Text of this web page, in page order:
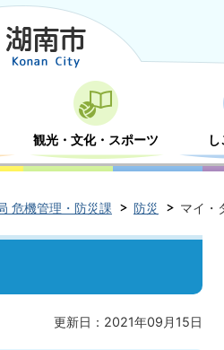
観光・文化・スポーツ
危機管理・防災課 防災 マイ・
更新日：2021年09月15日